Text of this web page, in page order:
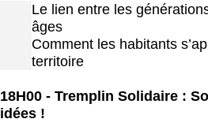
Le lien entre les
âges
Comment les habitants
territoire
18H00 - Tremplin Solidaire :
idées !